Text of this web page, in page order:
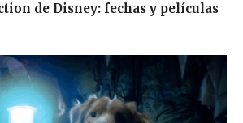
de Disney: fechas y películas